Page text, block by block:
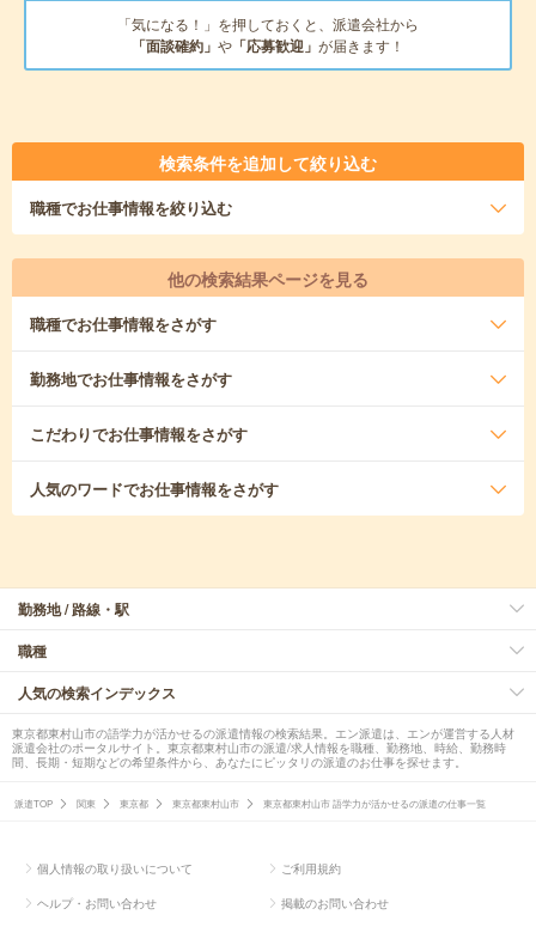
「気になる！」を押しておくと、派遣会社から
「面談確約」 や 「応募歓迎」 が届きます！
検索条件を追加して絞り込む
職種でお仕事情報を絞り込む
他の検索結果ページを見る
職種でお仕事情報をさがす
勤務地でお仕事情報をさがす
こだわりでお仕事情報をさがす
人気のワードでお仕事情報をさがす
勤務地 / 路線・駅
職種
人気の検索インデックス
東京都東村山市の語学力が活かせるの派遣情報の検索結果。エン派遣は、エンが運営する人材
派遣会社のポータルサイト。東京都東村山市の派遣/求人情報を職種、勤務地、時給、勤務時
間、長期・短期などの希望条件から、あなたにピッタリの派遣のお仕事を探せます。
派遣TOP 関東 東京都 東京都東村山市 東京都東村山市 語学力が活かせるの派遣の仕事一覧
個人情報の取り扱いについて ご利用規約
ヘルプ・お問い合わせ 掲載のお問い合わせ